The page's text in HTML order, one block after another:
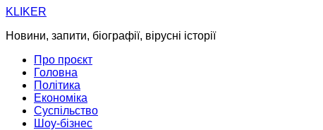
Skip
content
KLIKER
Новини, запити, біографії, вірусні історії
Про проєкт
Головна
Політика
Економіка
Суспільство
Шоу-бізнес